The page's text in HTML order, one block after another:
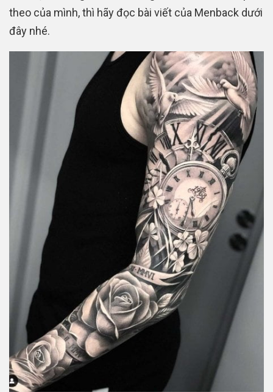
theo của mình, thì hãy đọc bài viết của Menback dưới
đây nhé.